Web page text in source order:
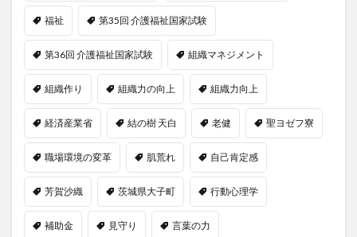
福祉 第35回 介護福祉国家試験
第36回 介護福祉国家試験 組織マネジメント
組織作り 組織力の向上 組織力向上
経済産業省 結の樹 天白 老健 聖ヨゼフ寮
職場環境の変革 肌荒れ 自己肯定感
芳賀沙織 茨城県大子町 行動心理学
補助金 見守り 言葉の力